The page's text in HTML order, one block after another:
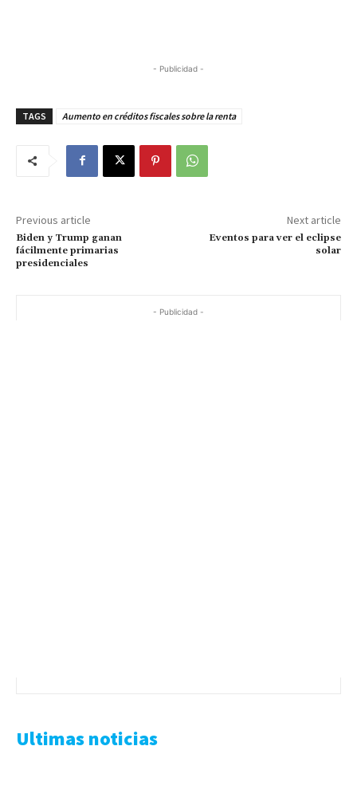
- Publicidad -
TAGS Aumento en créditos fiscales sobre la renta
Previous article
Biden y Trump ganan
fácilmente primarias
presidenciales
Next article
Eventos para ver el eclipse
solar
- Publicidad -
Ultimas noticias